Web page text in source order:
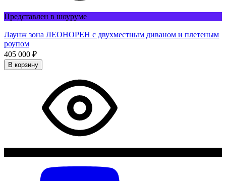
Представлен в шоуруме
Лаунж зона ЛЕОНОРЕН с двухместным диваном и плетеным
роупом
405 000 ₽
В корзину